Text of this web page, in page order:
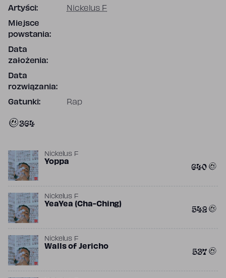
Artyści: Nickelus F
Miejsce
powstania:
Data
założenia:
Data
rozwiązania:
Gatunki: Rap
364
Nickelus F
Yoppa 640
Nickelus F
YeaYea (Cha-Ching) 542
Nickelus F
Walls of Jericho 537